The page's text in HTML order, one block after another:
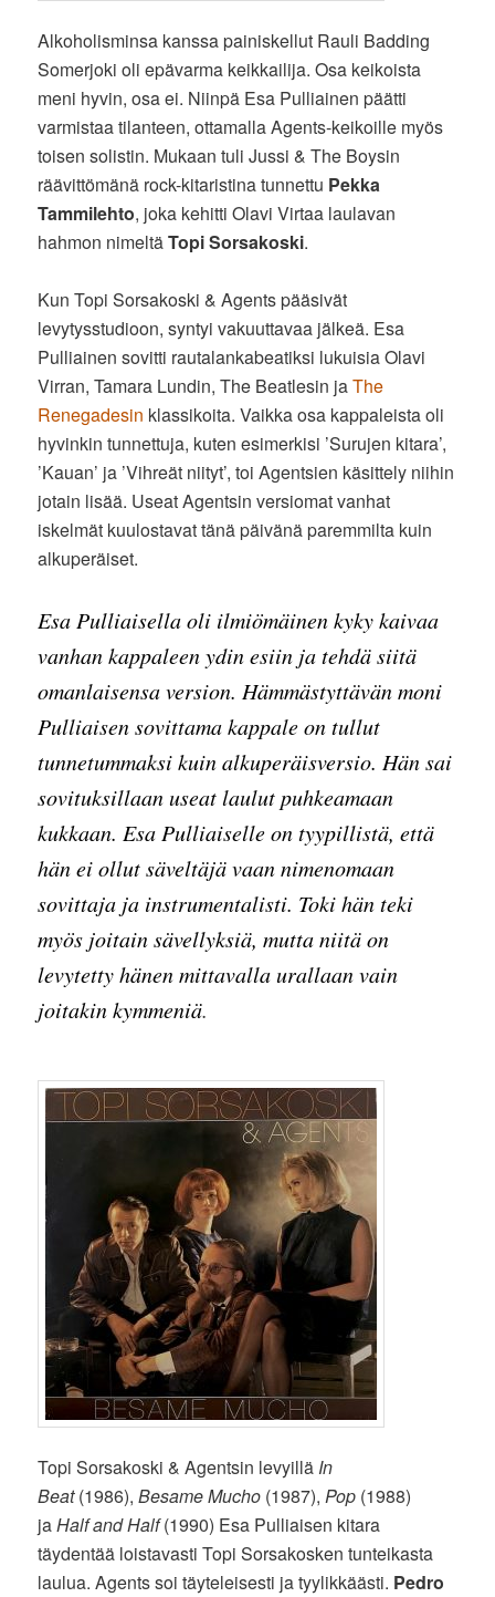
Alkoholisminsa kanssa painiskellut Rauli Badding
Somerjoki oli epävarma keikkailija. Osa keikoista
meni hyvin, osa ei. Niinpä Esa Pulliainen päätti
varmistaa tilanteen, ottamalla Agents-keikoille myös
toisen solistin. Mukaan tuli Jussi & The Boysin
räävittömänä rock-kitaristina tunnettu Pekka
Tammilehto, joka kehitti Olavi Virtaa laulavan
hahmon nimeltäTopi Sorsakoski.
Kun Topi Sorsakoski & Agents pääsivät
levytysstudioon, syntyi vakuuttavaa jälkeä. Esa
Pulliainen sovitti rautalankabeatiksi lukuisia Olavi
Virran, Tamara Lundin, The Beatlesin jaThe
Renegadesin klassikoita. Vaikka osa kappaleista oli
hyvinkin tunnettuja, kuten esimerkisi ’Surujen kitara’,
’Kauan’ ja ’Vihreät niityt’, toi Agentsien käsittely niihin
jotain lisää. Useat Agentsin versiomat vanhat
iskelmät kuulostavat tänä päivänä paremmilta kuin
alkuperäiset.
Esa Pulliaisella oli ilmiömäinen kyky kaivaa
vanhan kappaleen ydin esiin ja tehdä siitä
omanlaisensa version. Hämmästyttävän moni
Pulliaisen sovittama kappale on tullut
tunnetummaksi kuin alkuperäisversio. Hän sai
sovituksillaan useat laulut puhkeamaan
kukkaan. Esa Pulliaiselle on tyypillistä, että
hän ei ollut säveltäjä vaan nimenomaan
sovittaja ja instrumentalisti. Toki hän teki
myös joitain sävellyksiä, mutta niitä on
levytetty hänen mittavalla urallaan vain
joitakin kymmeniä.
Topi Sorsakoski & Agentsin levyillä In
Beat(1986),Besame Mucho (1987),Pop (1988)
jaHalf and Half(1990) Esa Pulliaisen kitara
täydentää loistavasti Topi Sorsakosken tunteikasta
laulua. Agents soi täyteleisesti ja tyylikkäästi. Pedro